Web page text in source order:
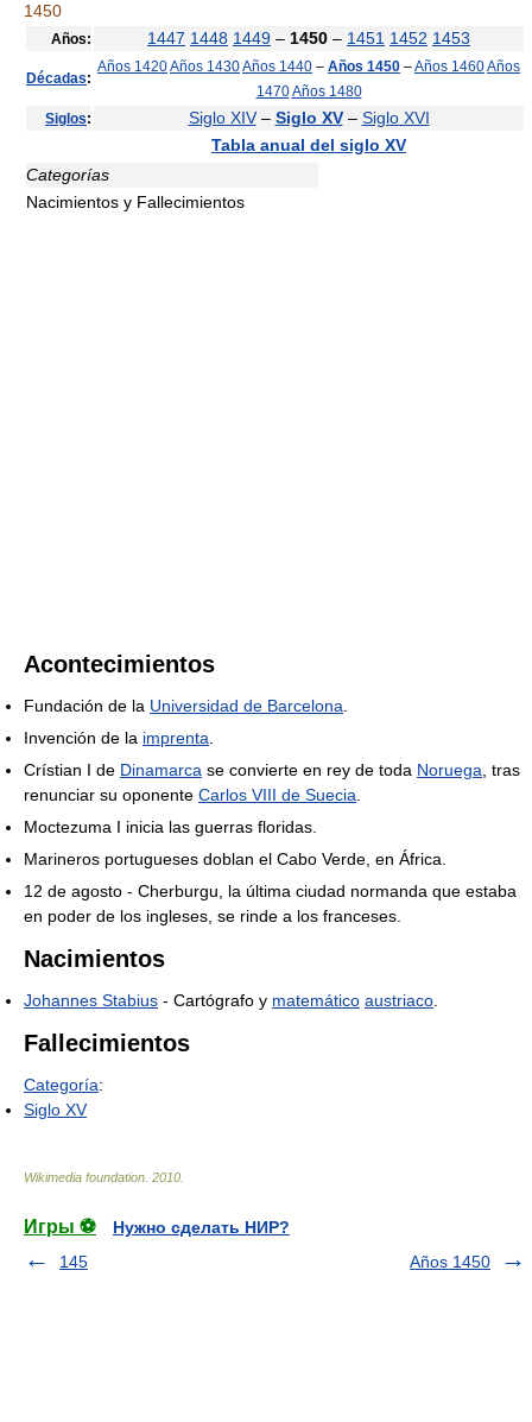
1450
Años: 1447 1448 1449 – 1450 – 1451 1452 1453
Décadas:
Años 1420Años 1430Años 1440 – Años 1450 –Años 1460Años
1470Años 1480
Siglos: Siglo XIV– Siglo XV– Siglo XVI
Tabla anual del siglo XV
Categorías
Nacimientos y Fallecimientos
Acontecimientos
Fundación de la Universidad de Barcelona
Invención de la imprenta
Crístian I de Dinamarca se convierte en rey de toda Noruega , tras
renunciar su oponente Carlos VIII de Suecia
Moctezuma I inicia las guerras floridas.
Marineros portugueses doblan el Cabo Verde, en África.
12 de agosto - Cherburgu, la última ciudad normanda que estaba
en poder de los ingleses, se rinde a los franceses.
Nacimientos
Johannes Stabius - Cartógrafo y matemático austriaco
Fallecimientos
Categoría:
Siglo XV
Wikimedia foundation 2010
Игры ⚽
Нужно сделать НИР?
145
Años 1450